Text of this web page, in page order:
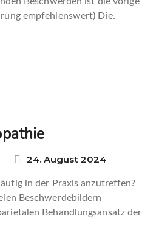
empfehlenswert) Die.
24. August 2024
in der Praxis anzutreffen?
Beschwerdebildern
Behandlungsansatz der